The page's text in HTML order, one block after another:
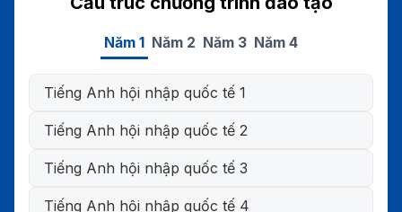
Năm 1 Năm 2 Năm 3 Năm 4
Tiếng Anh hội nhập quốc tế 1
Tiếng Anh hội nhập quốc tế 2
Tiếng Anh hội nhập quốc tế 3
Tiếng Anh hội nhập quốc tế 4